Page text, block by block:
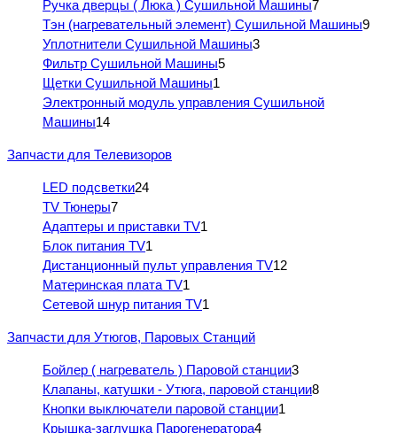
Ручка дверцы ( Люка ) Сушильной Машины7
Тэн (нагревательный элемент) Сушильной Машины9
Уплотнители Сушильной Машины3
Фильтр Сушильной Машины5
Щетки Сушильной Машины1
Электронный модуль управления Сушильной
Машины14
Запчасти для Телевизоров
LED подсветки24
TV Тюнеры7
Адаптеры и приставки TV1
Блок питания TV1
Дистанционный пульт управления TV12
Материнская плата TV1
Сетевой шнур питания TV1
Запчасти для Утюгов, Паровых Станций
Бойлер ( нагреватель ) Паровой станции3
Клапаны, катушки - Утюга, паровой станции8
Кнопки выключатели паровой станции1
Крышка-заглушка Парогенератора4